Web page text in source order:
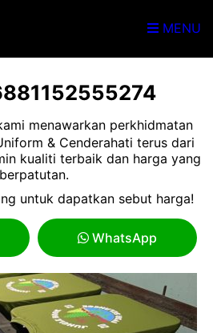
MENU
menawarkan perkhidmatan
& Cenderahati terus dari
kualiti terbaik dan harga yang
berpatutan.
untuk dapatkan sebut harga!
WhatsApp